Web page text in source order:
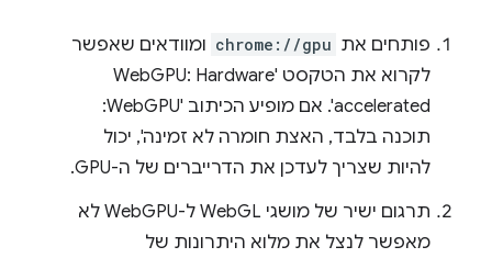
פותחים את chrome://gpu ומוודאים שאפשר
לקרוא את הטקסט 'WebGPU: Hardware
accelerated'. אם מופיע הכיתוב 'WebGPU:
תוכנה בלבד, האצת חומרה לא זמינה', יכול
להיות שצריך לעדכן את הדרייברים של ה-GPU.
תרגום ישיר של מושגי WebGL ל-WebGPU לא
מאפשר לנצל את מלוא היתרונות של